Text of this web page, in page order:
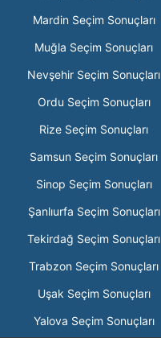
Mardin Seçim Sonuçları
Muğla Seçim Sonuçları
Nevşehir Seçim Sonuçları
Ordu Seçim Sonuçları
Rize Seçim Sonuçları
Samsun Seçim Sonuçları
Sinop Seçim Sonuçları
Şanlıurfa Seçim Sonuçları
Tekirdağ Seçim Sonuçları
Trabzon Seçim Sonuçları
Uşak Seçim Sonuçları
Yalova Seçim Sonuçları